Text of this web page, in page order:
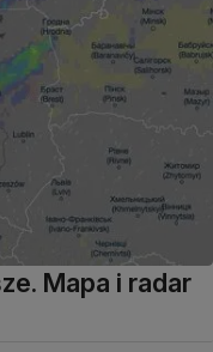
Mapa i radar